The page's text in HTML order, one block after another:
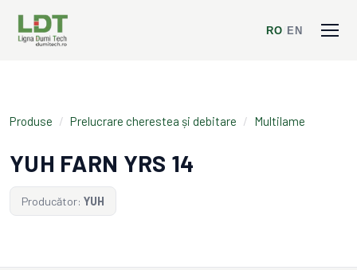
RO EN
Produse / Prelucrare cherestea și debitare / Multilame
YUH FARN YRS 14
Producător: YUH